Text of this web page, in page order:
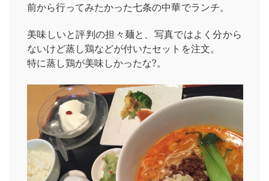
前から行ってみたかった七条の中華でランチ。
美味しいと評判の担々麺と、写真ではよく分から
ないけど蒸し鶏などが付いたセットを注文。
特に蒸し鶏が美味しかったな?。